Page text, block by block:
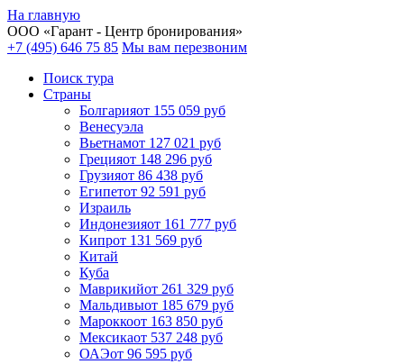
На главную
ООО «Гарант - Центр бронирования»
+7 (495) 646 75 85 Мы вам перезвоним
Поиск тура
Cтраны
Болгарияот 155 059 руб
Венесуэла
Вьетнамот 127 021 руб
Грецияот 148 296 руб
Грузияот 86 438 руб
Египетот 92 591 руб
Израиль
Индонезияот 161 777 руб
Кипрот 131 569 руб
Китай
Куба
Маврикийот 261 329 руб
Мальдивыот 185 679 руб
Мароккоот 163 850 руб
Мексикаот 537 248 руб
ОАЭот 96 595 руб